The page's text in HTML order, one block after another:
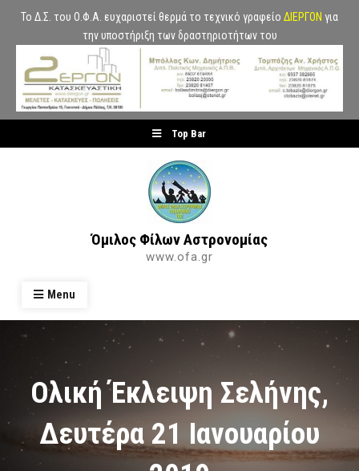
Το Δ.Σ. του Ο.Φ.Α. ευχαριστεί θερμά το τεχνικό γραφείο ΔΙΕΡΓΟΝ για
την υποστήριξη των δραστηριοτήτων του
to
Top Bar
Όμιλος Φίλων Αστρονομίας
www.ofa.gr
Menu
Ολική Έκλειψη Σελήνης,
Δευτέρα 21 Ιανουαρίου